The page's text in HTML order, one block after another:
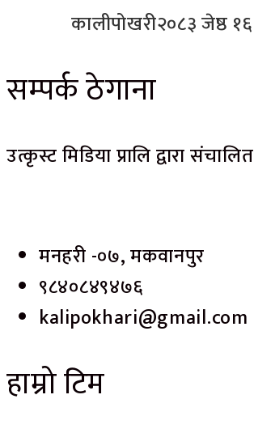
कालीपोखरी२०८३ जेष्ठ १६
सम्पर्क ठेगाना
उत्कृस्ट मिडिया प्रालि द्वारा संचालित
मनहरी -०७, मकवानपुर
९८४०८४९४७६
kalipokhari@gmail.com
हाम्रो टिम